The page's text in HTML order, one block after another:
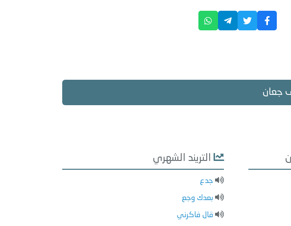
جعان
التريند الشهري
جدع
بعدك وجع
قال فاكرني